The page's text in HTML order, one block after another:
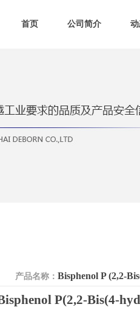
首页 公司简介
产品名称： Bisphenol P (2,2-
P(2,2-Bis(4-